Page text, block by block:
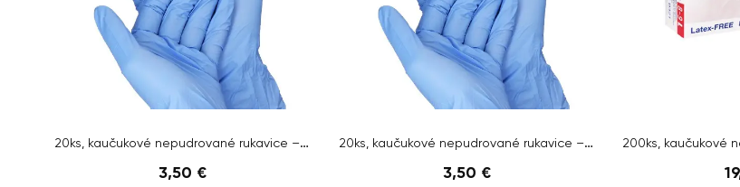
20ks, kaučukové nepudrované rukavice – veľkosť M
3,50 €
20ks, kaučukové nepudrované rukavice – veľkosť L
3,50 €